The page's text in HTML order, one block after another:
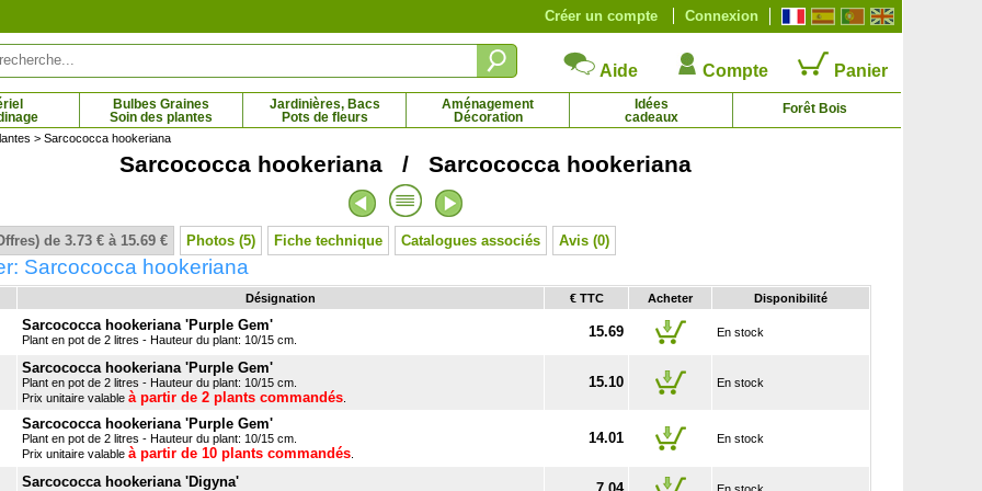
Connexion
Créer un compte
Aide Compte Panier
Bulbes Graines
Soin des plantes
Jardinières, Bacs
Pots de fleurs
Aménagement
Décoration
Idées
cadeaux
Forêt Bois
Cornouiller sanguin 'Midwinter Fire'
> Sarcococca hookeriana
Sarcococca hookeriana / Sarcococca hookeriana
de 3.73 € à 15.69 € Photos (5) Fiche technique Catalogues associés Avis (0)
Sarcococca hookeriana
Désignation € TTC Acheter Disponibilité
Sarcococca hookeriana 'Purple Gem'
Plant en pot de 2 litres - Hauteur du plant: 10/15 cm. 15.69 En stock
Sarcococca hookeriana 'Purple Gem'
Plant en pot de 2 litres - Hauteur du plant: 10/15 cm.
Prix unitaire valable à partir de 2 plants commandés
15.10 En stock
Sarcococca hookeriana 'Purple Gem'
Plant en pot de 2 litres - Hauteur du plant: 10/15 cm.
Prix unitaire valable à partir de 10 plants commandés
14.01 En stock
Sarcococca hookeriana 'Digyna'